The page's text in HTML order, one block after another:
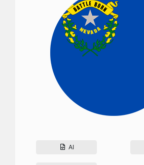
AI